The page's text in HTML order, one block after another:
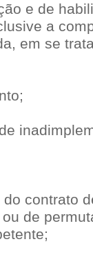
e de
a
em se
contrato
de